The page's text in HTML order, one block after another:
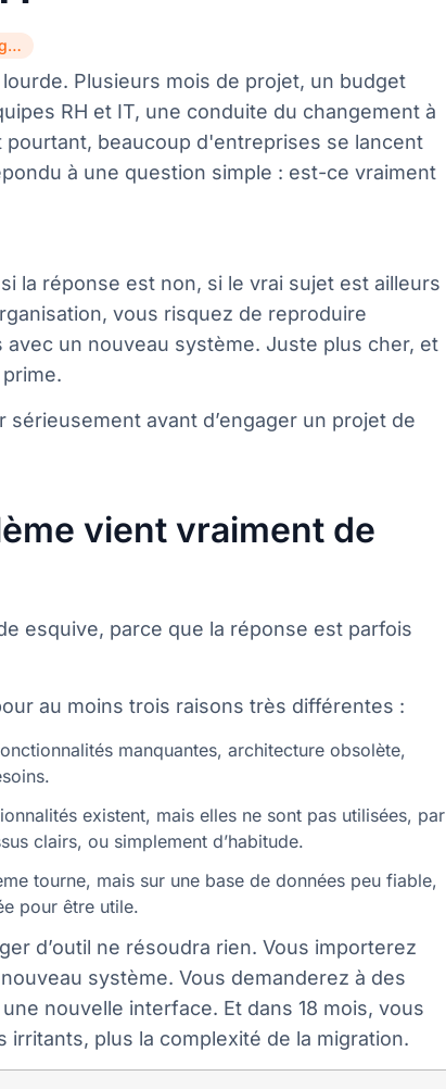
Transformation digitale
Plusieurs mois de projet, un budget
RH et IT, une conduite du changement à
pourtant, beaucoup d'entreprises se lancent
à une question simple : est-ce vraiment
la réponse est non, si le vrai sujet est ailleurs
vous risquez de reproduire
un nouveau système. Juste plus cher, et
avant d’engager un projet de
vient vraiment de
esquive, parce que la réponse est parfois
au moins trois raisons très différentes :
manquantes, architecture obsolète,
existent, mais elles ne sont pas utilisées, par
clairs, ou simplement d’habitude.
tourne, mais sur une base de données peu fiable,
pour être utile.
d’outil ne résoudra rien. Vous importerez
système. Vous demanderez à des
nouvelle interface. Et dans 18 mois, vous
plus la complexité de la migration.